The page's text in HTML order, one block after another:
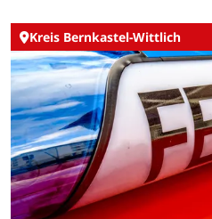
Kreis Bernkastel-Wittlich